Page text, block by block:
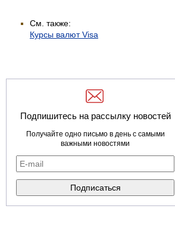
См. также:
Курсы валют Visa
Подпишитесь на рассылку новостей
Получайте одно письмо в день с самыми
важными новостями